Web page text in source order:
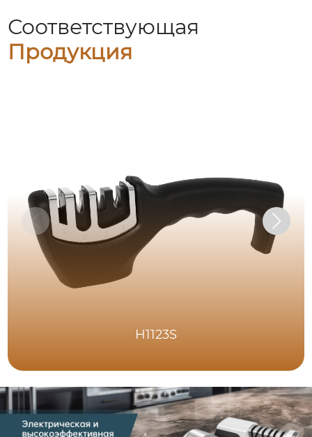
Соответствующая
Продукция
H1123S